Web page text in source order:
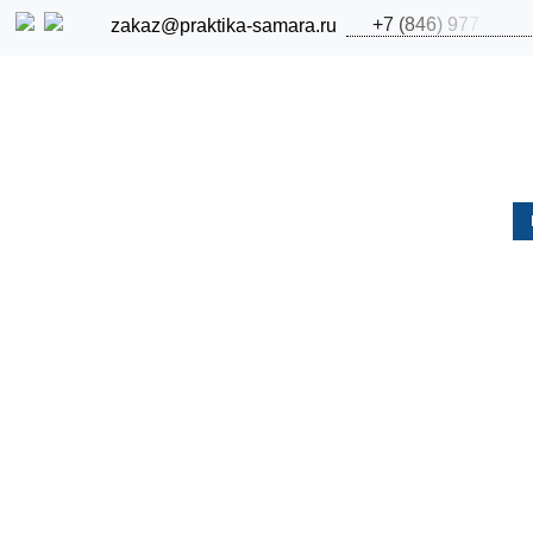
zakaz@praktika-samara.ru +7 (846) 977